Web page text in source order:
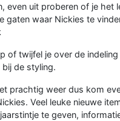
even uit proberen of je het
gaten waar Nickies te
of twijfel je over de indeling
bij de styling.
prachtig weer dus kom
Veel leuke nieuwe
te geven,